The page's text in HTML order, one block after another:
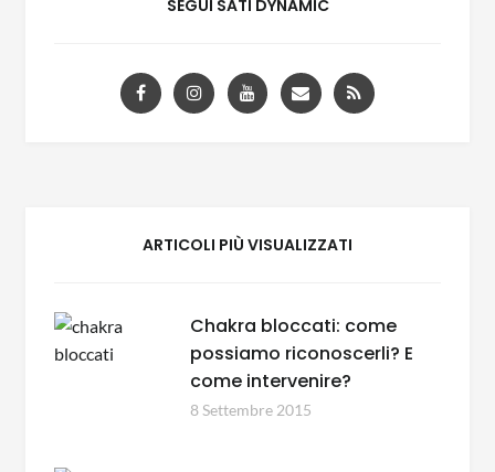
SEGUI SATI DYNAMIC
ARTICOLI PIÙ VISUALIZZATI
Chakra bloccati: come
possiamo riconoscerli? E
come intervenire?
8 Settembre 2015